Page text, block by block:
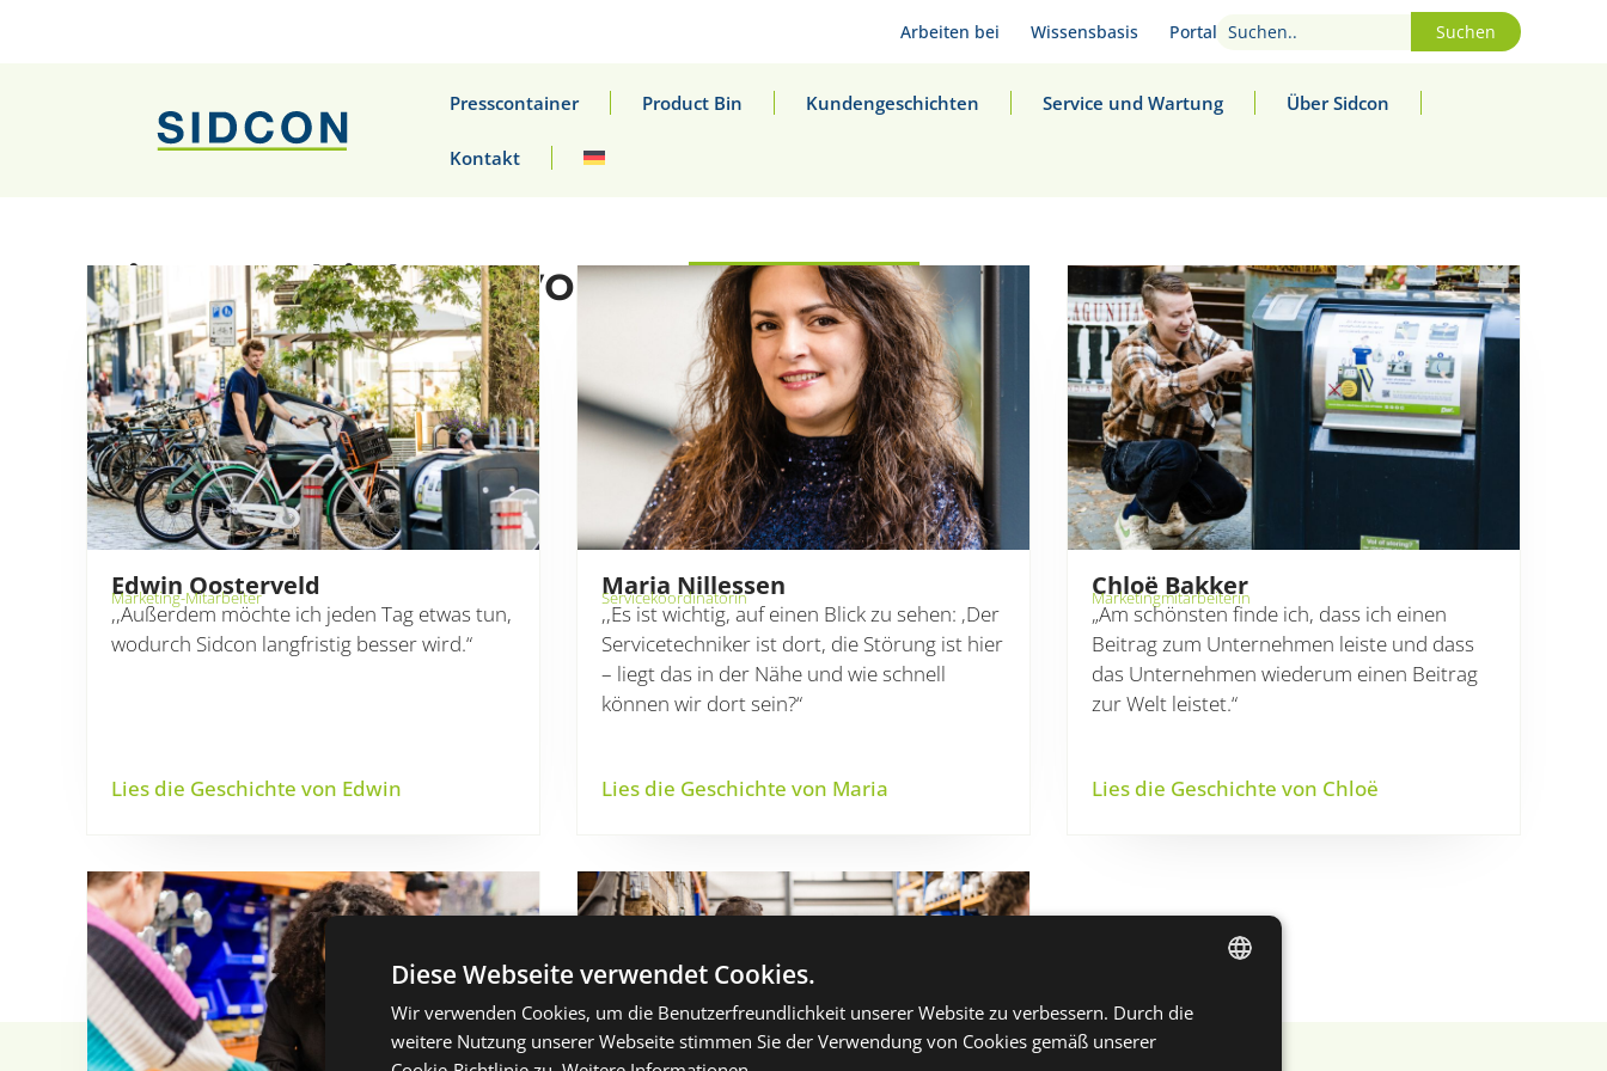
Suchen
Arbeiten bei Wissensbasis Portal
Presscontainer Product Bin Kundengeschichten Service und Wartung Über Sidcon
Kontakt
Die Geschichten von
Edwin Oosterveld
Marketing-Mitarbeiter
,,Außerdem möchte ich jeden Tag etwas tun,
wodurch Sidcon langfristig besser wird.“
Lies die Geschichte von Edwin
Maria Nillessen
Servicekoordinatorin
,,Es ist wichtig, auf einen Blick zu sehen: ‚Der
Servicetechniker ist dort, die Störung ist hier
– liegt das in der Nähe und wie schnell
können wir dort sein?“
Lies die Geschichte von Maria
Chloë Bakker
Marketingmitarbeiterin
„Am schönsten finde ich, dass ich einen
Beitrag zum Unternehmen leiste und dass
das Unternehmen wiederum einen Beitrag
zur Welt leistet.“
Lies die Geschichte von Chloë
DUTCH
Diese Webseite verwendet Cookies.
Wir verwenden Cookies, um die Benutzerfreundlichkeit unserer Website zu verbessern. Durch die
weitere Nutzung unserer Webseite stimmen Sie der Verwendung von Cookies gemäß unserer